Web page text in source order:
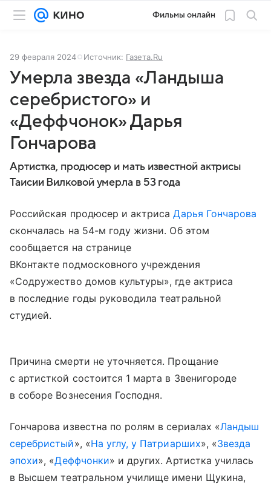
Фильмы онлайн
29 февраля 2024 Источник: Газета.Ru
Умерла звезда «Ландыша
серебристого» и
«Деффчонок» Дарья
Гончарова
Артистка, продюсер и мать известной актрисы
Таисии Вилковой умерла в 53 года
Российская продюсер и актрисаДарья Гончарова
скончалась на 54-м году жизни. Об этом
сообщается на странице
ВКонтакте подмосковного учреждения
«Содружество домов культуры», где актриса
в последние годы руководила театральной
студией.
Причина смерти не уточняется. Прощание
с артисткой состоится 1 марта в Звенигороде
в соборе Вознесения Господня.
Гончарова известна по ролям в сериалах «Ландыш
серебристый», «На углу, у Патриарших», «Звезда
эпохи», «Деффчонки» и других. Артистка училась
в Высшем театральном училище имени Щукина,